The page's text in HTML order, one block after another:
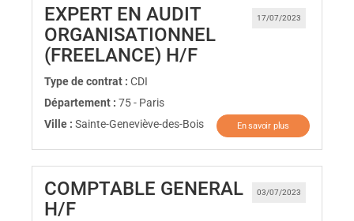
17/07/2023
EXPERT EN AUDIT
ORGANISATIONNEL
(FREELANCE) H/F(Nouvelle fenêtre)
Type de contrat : CDI
Département : 75 - Paris
Ville : Sainte-Geneviève-des-Bois En savoir plus
03/07/2023
COMPTABLE GENERAL
H/F(Nouvelle fenêtre)